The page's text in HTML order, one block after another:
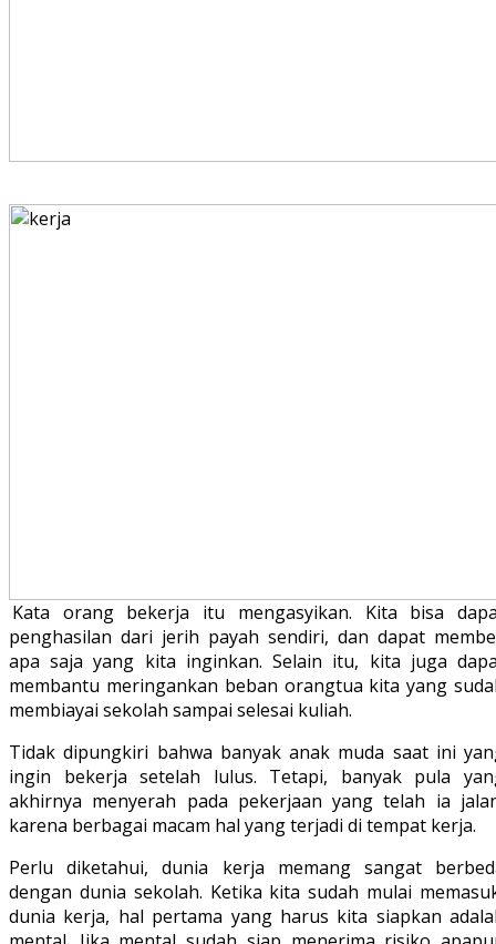
Kata orang bekerja itu mengasyikan. Kita bisa
penghasilan dari jerih payah sendiri, dan dapat
apa saja yang kita inginkan. Selain itu, kita juga
membantu meringankan beban orangtua kita yang
membiayai sekolah sampai selesai kuliah.
Tidak dipungkiri bahwa banyak anak muda saat ini
ingin bekerja setelah lulus. Tetapi, banyak pula
akhirnya menyerah pada pekerjaan yang telah ia
karena berbagai macam hal yang terjadi di tempat kerja.
Perlu diketahui, dunia kerja memang sangat
dengan dunia sekolah. Ketika kita sudah mulai
dunia kerja, hal pertama yang harus kita siapkan